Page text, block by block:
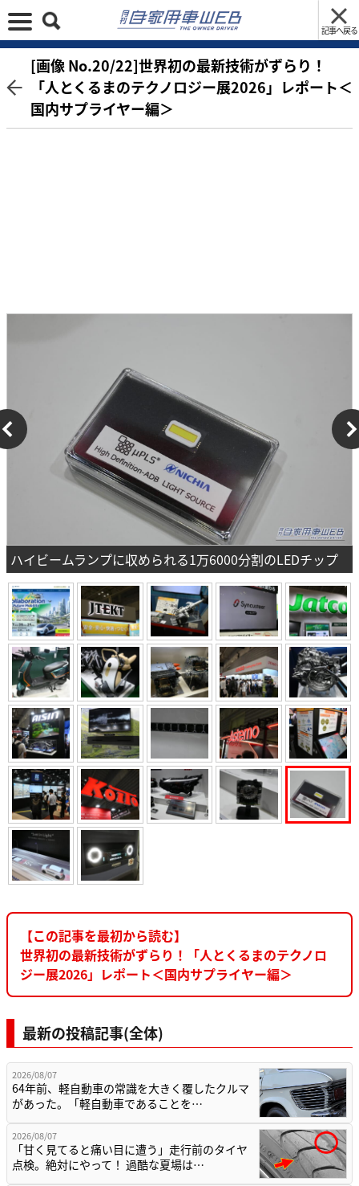
記事へ戻る
[画像 No.20/22]世界初の最新技術がずらり！
「人とくるまのテクノロジー展2026」レポート＜
国内サプライヤー編＞
ハイビームランプに収められる1万6000分割のLEDチップ
【この記事を最初から読む】
世界初の最新技術がずらり！「人とくるまのテクノロ
ジー展2026」レポート＜国内サプライヤー編＞
最新の投稿記事(全体)
2026/08/07
64年前、軽自動車の常識を大きく覆したクルマ
があった。「軽自動車であることを…
2026/08/07
「甘く見てると痛い目に遭う」走行前のタイヤ
点検。絶対にやって！ 過酷な夏場は…